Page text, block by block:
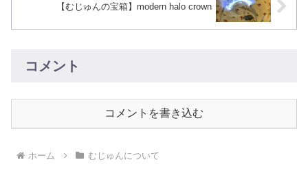
【むじゅんの宝箱】modern halo crown
コメント
コメントを書き込む
ホーム むじゅんについて